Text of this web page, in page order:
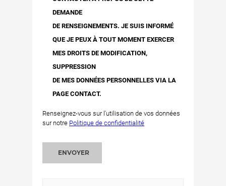
DEMANDE
DE RENSEIGNEMENTS. JE SUIS INFORMÉ
QUE JE PEUX À TOUT MOMENT EXERCER
MES DROITS DE MODIFICATION,
SUPPRESSION
DE MES DONNÉES PERSONNELLES VIA LA
PAGE CONTACT.
Renseignez-vous sur l'utilisation de vos données
sur notre Politique de confidentialité
ENVOYER